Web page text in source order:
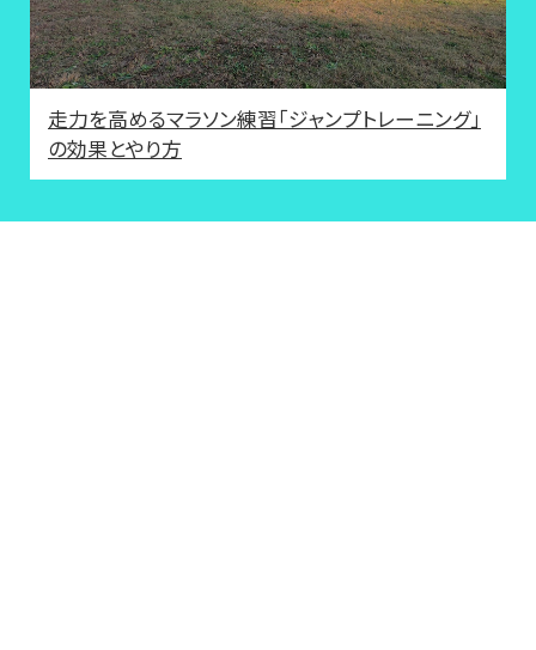
走力を高めるマラソン練習「ジャンプトレーニング」
の効果とやり方